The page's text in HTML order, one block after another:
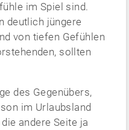
im Spiel sind.
deutlich jüngere
von tiefen Gefühlen
sollten
des Gegenübers,
im Urlaubsland
andere Seite ja